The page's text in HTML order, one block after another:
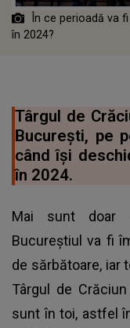
În ce perioadă va
în 2024?
Târgul de
București, pe
când își
în 2024.
Mai sunt doar
Bucureștiul va fi
de sărbătoare, iar
Târgul de
sunt în toi, astfel